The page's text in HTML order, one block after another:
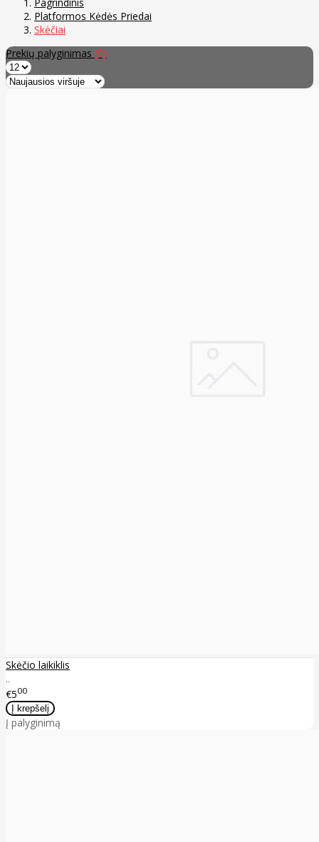
Platformos Kėdės Priedai
Skėčiai
Prekių palyginimas (0)
Skėčio laikiklis
..
€500
Į palyginimą